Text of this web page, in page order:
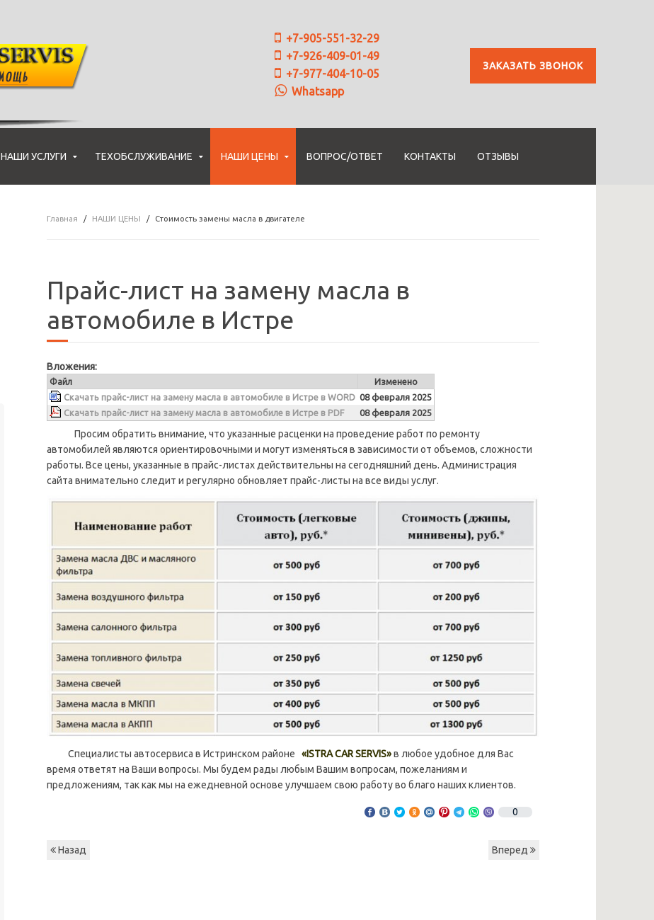
ЗАКАЗАТЬ ЗВОНОК
+7-905-551-32-29
+7-926-409-01-49
+7-977-404-10-05
Whatsapp
НАШИ УСЛУГИ ТЕХОБСЛУЖИВАНИЕ НАШИ ЦЕНЫ ВОПРОС/ОТВЕТ КОНТАКТЫ ОТЗЫВЫ
Главная НАШИ ЦЕНЫ Стоимость замены масла в двигателе
Прайс-лист на замену масла в
автомобиле в Истре
Вложения:
Файл
Изменено
Скачать прайс-лист на замену масла в автомобиле в Истре в WORD 08 февраля 2025
Скачать прайс-лист на замену масла в автомобиле в Истре в PDF
08 февраля 2025
Просим обратить внимание, что указанные расценки на проведение работ по ремонту
автомобилей являются ориентировочными и могут изменяться в зависимости от объемов, сложности
работы. Все цены, указанные в прайс-листах действительны на сегодняшний день. Администрация
сайта внимательно следит и регулярно обновляет прайс-листы на все виды услуг.
Специалисты автосервиса в Истринском районе «ISTRA CAR SERVIS»в любое удобное для Вас
время ответят на Ваши вопросы. Мы будем рады любым Вашим вопросам, пожеланиям и
предложениям, так как мы на ежедневной основе улучшаем свою работу во благо наших клиентов.
0
Назад Вперед